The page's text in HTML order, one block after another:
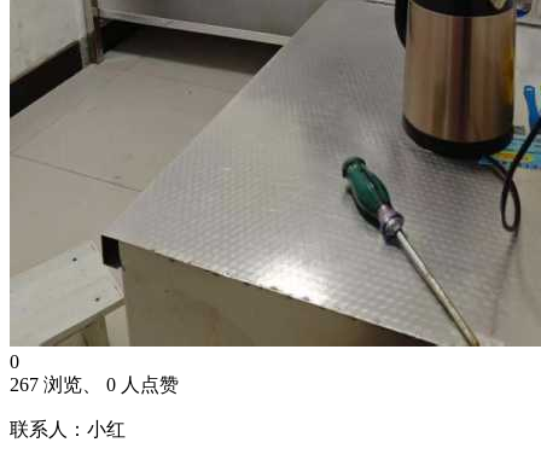
0
267 浏览、 0 人点赞
联系人：小红